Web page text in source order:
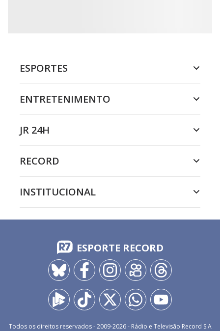
ESPORTES
ENTRETENIMENTO
JR 24H
RECORD
INSTITUCIONAL
ESPORTE RECORD
Todos os direitos reservados - 2009-2026- Rádio e Televisão Record S.A